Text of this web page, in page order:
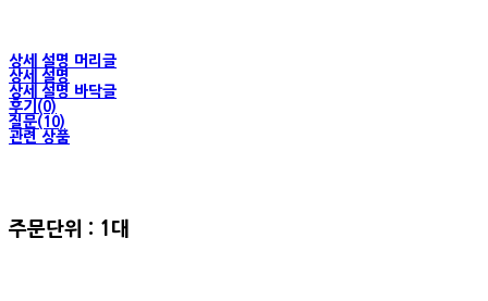
상세 설명 머리글
상세 설명
상세 설명 바닥글
후기(0)
질문(10)
관련 상품
주문단위 : 1대